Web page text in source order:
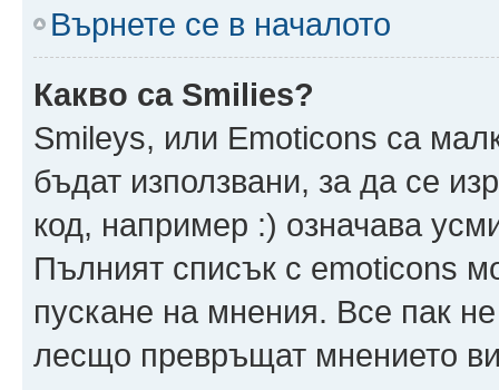
Върнете се в началото
Какво са Smilies?
Smileys, или Emoticons са
бъдат използвани, за да се
код, например :) означава
Пълният списък с emoticons
пускане на мнения. Все пак
лесщо превръщат мнението